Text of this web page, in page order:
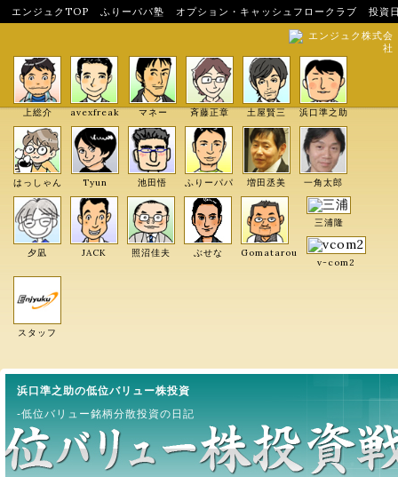
エンジュクTOP ふりーパパ塾 オプション・キャッシュフロークラブ
投資
エンジュク株式会
社
上総介 avexfreak マネー 斉藤正章 土屋賢三 浜口準之助
はっしゃん Tyun 池田悟 ふりーパパ 増田丞美 一角太郎
夕凪 JACK 照沼佳夫 ぶせな Gomatarou
三浦隆
v-com2
スタッフ
浜口準之助の低位バリュー株投資
-低位バリュー銘柄分散投資の日記